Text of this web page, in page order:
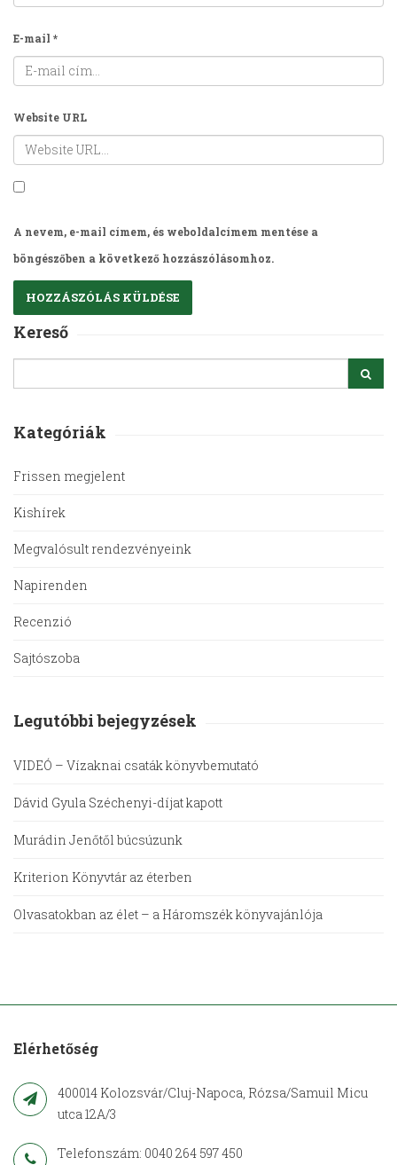
E-mail *
Website URL
A nevem, e-mail címem, és weboldalcímem mentése a
böngészőben a következő hozzászólásomhoz.
Kereső
Kategóriák
Frissen megjelent
Kishírek
Megvalósult rendezvényeink
Napirenden
Recenzió
Sajtószoba
Legutóbbi bejegyzések
VIDEÓ – Vízaknai csaták könyvbemutató
Dávid Gyula Széchenyi-díjat kapott
Murádin Jenőtől búcsúzunk
Kriterion Könyvtár az éterben
Olvasatokban az élet – a Háromszék könyvajánlója
Elérhetőség
400014 Kolozsvár/Cluj-Napoca, Rózsa/Samuil Micu
utca 12A/3
Telefonszám: 0040 264 597 450